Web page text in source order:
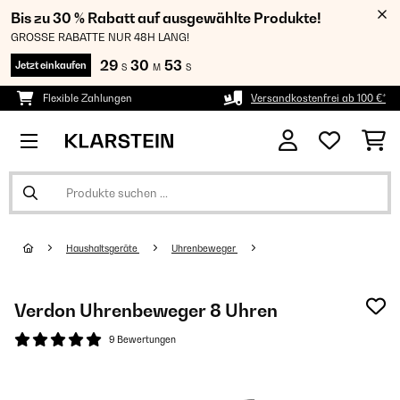
Bis zu 30 % Rabatt auf ausgewählte Produkte!
GROSSE RABATTE NUR 48H LANG!
Jetzt einkaufen 29 S 30 M 52 S
Flexible Zahlungen Versandkostenfrei ab 100 €*
Haushaltsgeräte Uhrenbeweger
Verdon Uhrenbeweger 8 Uhren
9 Bewertungen